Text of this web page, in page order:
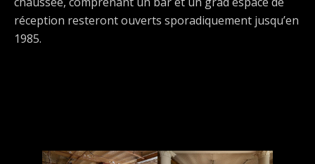
réception resteront ouverts sporadiquement jusqu’en
1985.